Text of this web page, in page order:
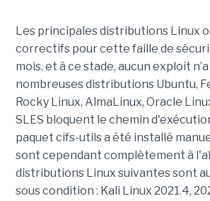
Les principales distributions Linux
correctifs pour cette faille de
mois. et à ce stade, aucun exploit
nombreuses distributions Ubuntu,
Rocky Linux, AlmaLinux, Oracle
SLES bloquent le chemin
paquet cifs-utils a été installé
sont cependant complètement à
distributions Linux suivantes sont
sous condition : Kali Linux 2021.4,